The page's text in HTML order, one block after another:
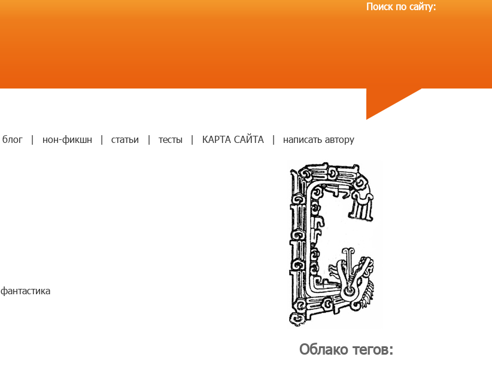
Поиск по сайту:
блог | нон-фикшн | статьи | тесты | КАРТА САЙТА | написать автору
фантастика
Облако тегов: